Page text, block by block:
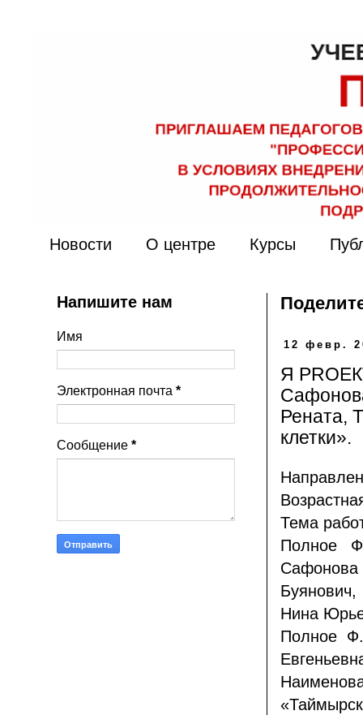
Новости О центре Курсы
12 февр.
Я
Рената,
клетки».
Тема
Полное
Нина
Полное
Напишите нам
Имя
Электронная почта *
Сообщение *